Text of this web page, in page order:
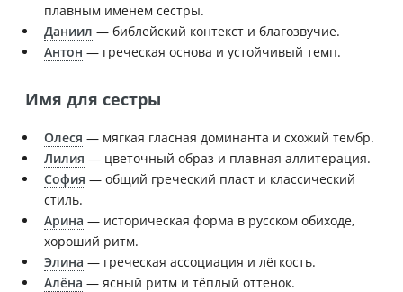
плавным именем сестры.
Даниил — библейский контекст и благозвучие.
Антон — греческая основа и устойчивый темп.
Имя для сестры
Олеся — мягкая гласная доминанта и схожий тембр.
Лилия — цветочный образ и плавная аллитерация.
София — общий греческий пласт и классический
стиль.
Арина — историческая форма в русском обиходе,
хороший ритм.
Элина — греческая ассоциация и лёгкость.
Алёна — ясный ритм и тёплый оттенок.